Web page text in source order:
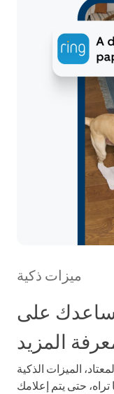
ميزات ذكية
على
الميزات الذكية
حتى يتم إعلامك